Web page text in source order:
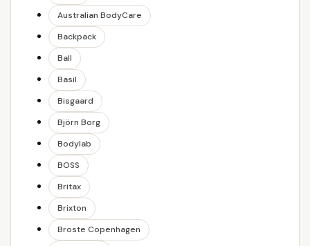
Australian BodyCare
Backpack
Ball
Basil
Bisgaard
Björn Borg
Bodylab
BOSS
Britax
Brixton
Broste Copenhagen